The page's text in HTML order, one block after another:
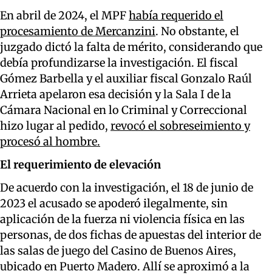
En abril de 2024, el MPFhabía requerido el
procesamiento de Mercanzini. No obstante, el
juzgado dictó la falta de mérito, considerando que
debía profundizarse la investigación. El fiscal
Gómez Barbella y el auxiliar fiscal Gonzalo Raúl
Arrieta apelaron esa decisión y la Sala I de la
Cámara Nacional en lo Criminal y Correccional
hizo lugar al pedido, revocó el sobreseimiento y
procesó al hombre.
El requerimiento de elevación
De acuerdo con la investigación, el 18 de junio de
2023 el acusado se apoderó ilegalmente, sin
aplicación de la fuerza ni violencia física en las
personas, de dos fichas de apuestas del interior de
las salas de juego del Casino de Buenos Aires,
ubicado en Puerto Madero. Allí se aproximó a la